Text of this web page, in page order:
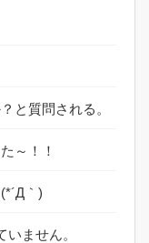
と質問される。
～！！
｀)
ません。